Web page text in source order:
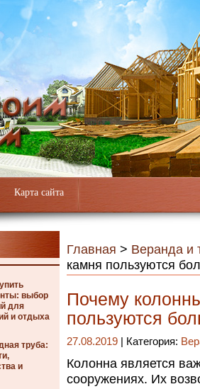
Карта сайта
выбор
для
и отдыха
труба:
и
Главная > Веранда и
камня пользуются
Почему
пользуются
27.08.2019 | Категория:
Колонна является
сооружениях. Их